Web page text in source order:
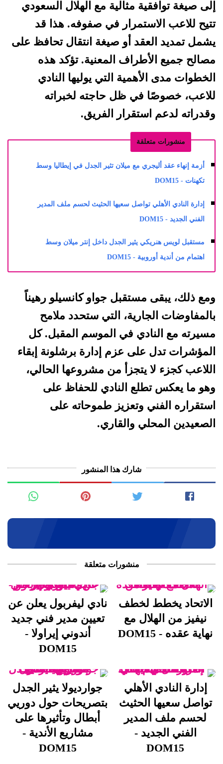
إلى صيغة توافقية مثالية مع الهلال السعودي
تتيح للاعب الاستمرار في صفوفه. هذا قد
يشمل تمديد العقد أو صيغة انتقال تحافظ على
مصالح جميع الأطراف المعنية. تؤكد هذه
الخطوات مدى الأهمية التي يوليها النادي
للاعب، خصوصًا في ظل حاجته لخبراته
وقدراته لدعم استقرار الفريق.
منشورات متعلقة
أزمة إنهاء عقد أليجري مع ميلان تثير الجدل في إيطاليا وسط
تكهنات - DOM15
إدارة النادي الأهلي تواصل سعيها الحثيث لحسم ملف المدير
الفني الجديد - DOM15
مستقبل لويس هنريكي يثير الجدل داخل إنتر ميلان وسط
اهتمام من أندية أوروبية - DOM15
ومع ذلك، يبقى مستقبل جواو كانسيلو رهيناً
بالمفاوضات الجارية، التي ستحدد ملامح
مسيرته مع النادي في الموسم المقبل. كل
المؤشرات تدل على عزم إدارة برشلونة إبقاء
اللاعب كجزء لا يتجزأ من مشروعها الحالي،
وهو ما يعكس تطلع النادي للحفاظ على
استقراره الفني وتعزيز طموحاته على
الصعيدين المحلي والقاري.
شارك هذا المنشور
منشورات متعلقة
الاتحاد يخطط لخطف
نيفيز من الهلال مع
نهاية عقده - DOM15
نادي ليفربول يعلن عن
تعيين مدير فني جديد
أندوني إيراولا -
DOM15
إدارة النادي الأهلي
تواصل سعيها الحثيث
لحسم ملف المدير
الفني الجديد -
DOM15
جوارديولا يثير الجدل
بتصريحات حول دوريي
أبطال وتأثيرها على
مشاريع الأندية -
DOM15